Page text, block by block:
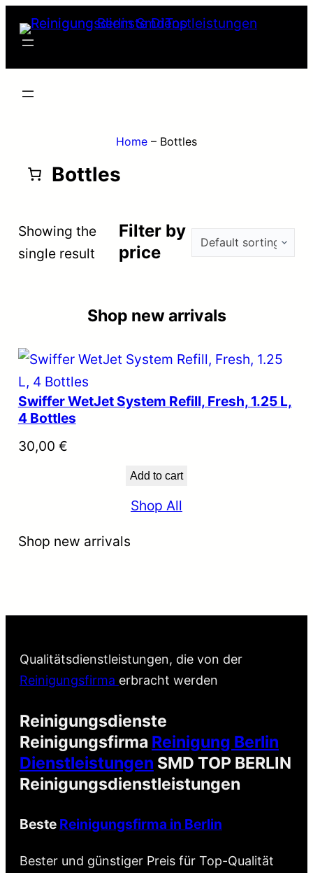
Skip
Home – Bottles
Bottles
Showing the
single result
Filter by
price
Shop new arrivals
Swiffer WetJet System Refill, Fresh, 1.25 L,
4 Bottles
30,00 €
Add to cart
Shop All
Shop new arrivals
Qualitätsdienstleistungen, die von der
Reinigungsfirma erbracht werden
Reinigungsdienste
Reinigungsfirma Reinigung Berlin
Dienstleistungen SMD TOP BERLIN
Reinigungsdienstleistungen
Beste Reinigungsfirma in Berlin
Bester und günstiger Preis für Top-Qualität